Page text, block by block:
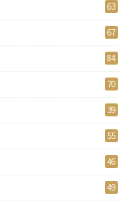
63
67
84
70
39
55
46
49